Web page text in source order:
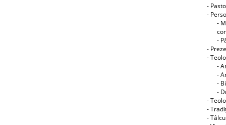
-
-
-
-
-
-
-
-
-
-
-
-
-